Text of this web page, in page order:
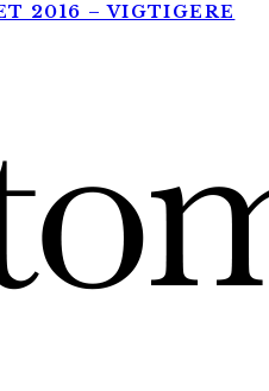
2016 – VIGTIGERE